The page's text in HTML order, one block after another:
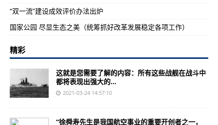
“双一流”建设成效评价办法出炉
国家公园 尽显生态之美（统筹抓好改革发展稳定各项工作）
精彩
这就是您需要了解的内容：所有这些战舰在战斗中
都将表现出强大的...
2021-03-24 14:57:10
“徐舜寿先生是我国航空事业的重要开创者之一，